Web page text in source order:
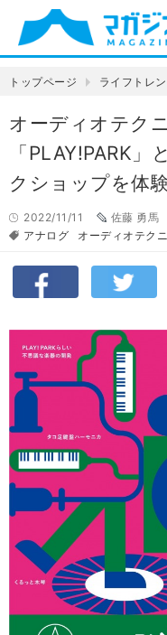
トップページ ライフトレ
オーディオテク
「PLAY!PARK
クショップを体
2022/11/11
佐藤 勇馬
アナログ
オーディオテク